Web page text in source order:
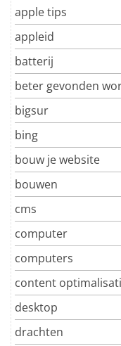
apple tips
appleid
batterij
beter gevonden
bigsur
bing
bouw je website
bouwen
cms
computer
computers
content
desktop
drachten